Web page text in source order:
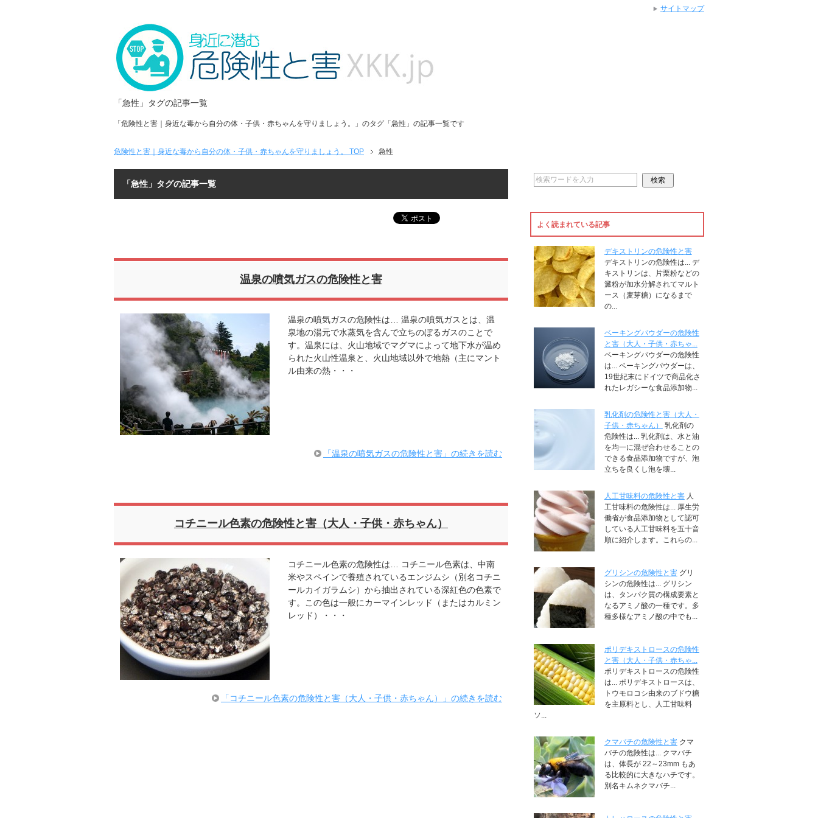
「急性」タグの記事一覧
「危険性と害｜身近な毒から自分の体・子供・赤ちゃんを守りましょう。」のタグ「急性」の記事一覧です
危険性と害｜身近な毒から自分の体・子供・赤ちゃんを守りましょう。 TOP 急性
「急性」タグの記事一覧
温泉の噴気ガスの危険性と害
温泉の噴気ガスの危険性は… 温泉の噴気ガスとは、温
泉地の湯元で水蒸気を含んで立ちのぼるガスのことで
す。温泉には、火山地域でマグマによって地下水が温め
られた火山性温泉と、火山地域以外で地熱（主にマント
ル由来の熱・・・
「温泉の噴気ガスの危険性と害」の続きを読む
コチニール色素の危険性と害（大人・子供・赤ちゃん）
コチニール色素の危険性は… コチニール色素は、中南
米やスペインで養殖されているエンジムシ（別名コチニ
ールカイガラムシ）から抽出されている深紅色の色素で
す。この色は一般にカーマインレッド（またはカルミン
レッド）・・・
「コチニール色素の危険性と害（大人・子供・赤ちゃん）」の続きを読む
よく読まれている記事
デキストリンの危険性と害
デキストリンの危険性は... デ
キストリンは、片栗粉などの
澱粉が加水分解されてマルト
ース（麦芽糖）になるまで
の...
ベーキングパウダーの危険性
と害（大人・子供・赤ちゃ...
ベーキングパウダーの危険性
は... ベーキングパウダーは、
19世紀末にドイツで商品化さ
れたレガシーな食品添加物...
乳化剤の危険性と害（大人・
子供・赤ちゃん）
乳化剤の
危険性は... 乳化剤は、水と油
を均一に混ぜ合わせることの
できる食品添加物ですが、泡
立ちを良くし泡を壊...
人工甘味料の危険性と害 人
工甘味料の危険性は... 厚生労
働省が食品添加物として認可
している人工甘味料を五十音
順に紹介します。これらの...
グリシンの危険性と害 グリ
シンの危険性は... グリシン
は、タンパク質の構成要素と
なるアミノ酸の一種です。多
種多様なアミノ酸の中でも...
ポリデキストロースの危険性
と害（大人・子供・赤ちゃ...
ポリデキストロースの危険性
は... ポリデキストロースは、
トウモロコシ由来のブドウ糖
を主原料とし、人工甘味料
ソ...
クマバチの危険性と害 クマ
バチの危険性は... クマバチ
は、体長が 22～23mm もあ
る比較的に大きなハチです。
別名キムネクマバチ...
サイトマップ